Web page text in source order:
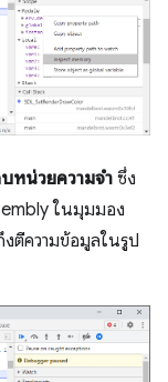
หน่วยความจำ ซึ่ง
ในมุมมอง
ตีความข้อมูลในรูป